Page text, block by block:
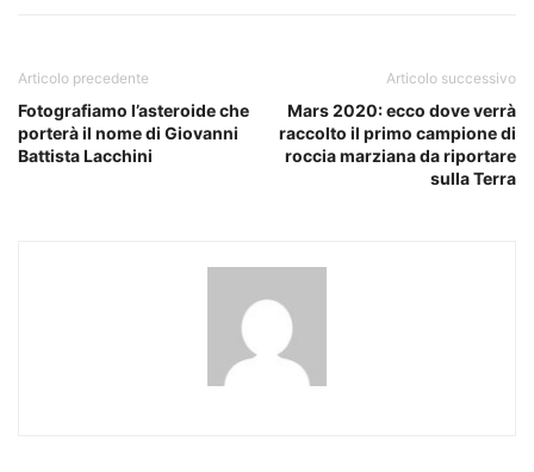
Articolo precedente
Fotografiamo l’asteroide che
porterà il nome di Giovanni
Battista Lacchini
Articolo successivo
Mars 2020: ecco dove verrà
raccolto il primo campione di
roccia marziana da riportare
sulla Terra